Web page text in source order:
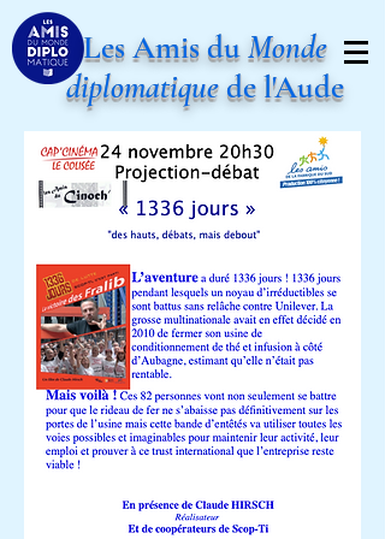
Les Amis duMonde
diplomatiquede l'Aude